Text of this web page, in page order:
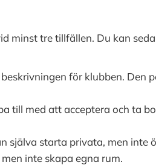
minst tre tillfällen. Du kan
för klubben. Den
till med att acceptera och ta
själva starta privata, men inte
inte skapa egna rum.